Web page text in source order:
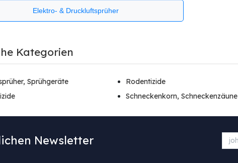
Elektro- & Druckluftsprüher
Kategorien
Sprühgeräte
Rodentizide
Schneckenkorn, Schneckenzäune
Newsletter